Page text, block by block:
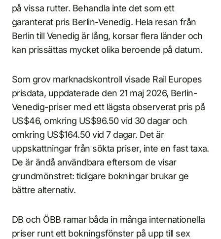
på vissa rutter. Behandla inte det som ett
garanterat pris Berlin-Venedig. Hela resan från
Berlin till Venedig är lång, korsar flera länder och
kan prissättas mycket olika beroende på datum.
Som grov marknadskontroll visade Rail Europes
prisdata, uppdaterade den 21 maj 2026, Berlin-
Venedig-priser med ett lägsta observerat pris på
US$46, omkring US$96.50 vid 30 dagar och
omkring US$164.50 vid 7 dagar. Det är
uppskattningar från sökta priser, inte en fast taxa.
De är ändå användbara eftersom de visar
grundmönstret: tidigare bokningar brukar ge
bättre alternativ.
DB och ÖBB ramar båda in många internationella
priser runt ett bokningsfönster på upp till sex